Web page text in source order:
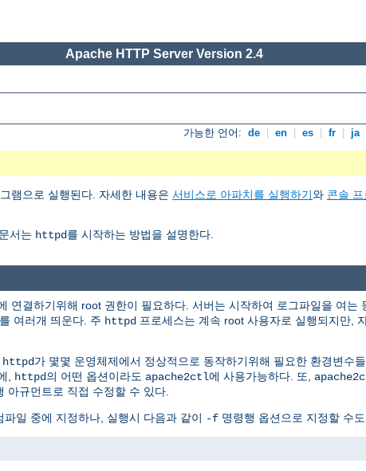
Apache HTTP Server Version 2.4
가능한 언어: de en es fr ja
램으로 실행된다. 자세한 내용은 서비스로 아파치를 실행하기와 콘솔
서는 httpd를 시작하는 방법을 설명한다.
연결하기위해 root 권한이 필요하다. 서버는 시작하여 로그파일을 여는
여러개 띄운다. 주 httpd 프로세스는 계속 root 사용자로 실행되지만,
httpd가 몇몇 운영체제에서 정상적으로 동작하기위해 필요한 환경변수
, httpd의 어떤 옵션이라도 apache2ctl에 사용가능하다. 또,
아규먼트로 직접 수정할 수 있다.
일 중에 지정하나, 실행시 다음과 같이 -f 명령행 옵션으로 지정할 수도